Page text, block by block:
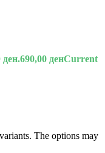
ден.690,00 денCurrent
The options may